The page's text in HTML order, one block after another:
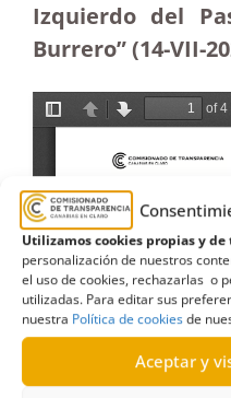
Utilizamos cookies propias y de
personalización de nuestros
el uso de cookies, rechazarlas o
utilizadas. Para editar sus
nuestra Política de cookiesde
Aceptar y
Izquierdo del
Burrero” (14-VII-